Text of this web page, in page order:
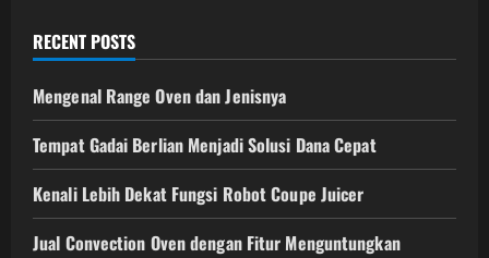
RECENT POSTS
Mengenal Range Oven dan Jenisnya
Tempat Gadai Berlian Menjadi Solusi Dana Cepat
Kenali Lebih Dekat Fungsi Robot Coupe Juicer
Jual Convection Oven dengan Fitur Menguntungkan